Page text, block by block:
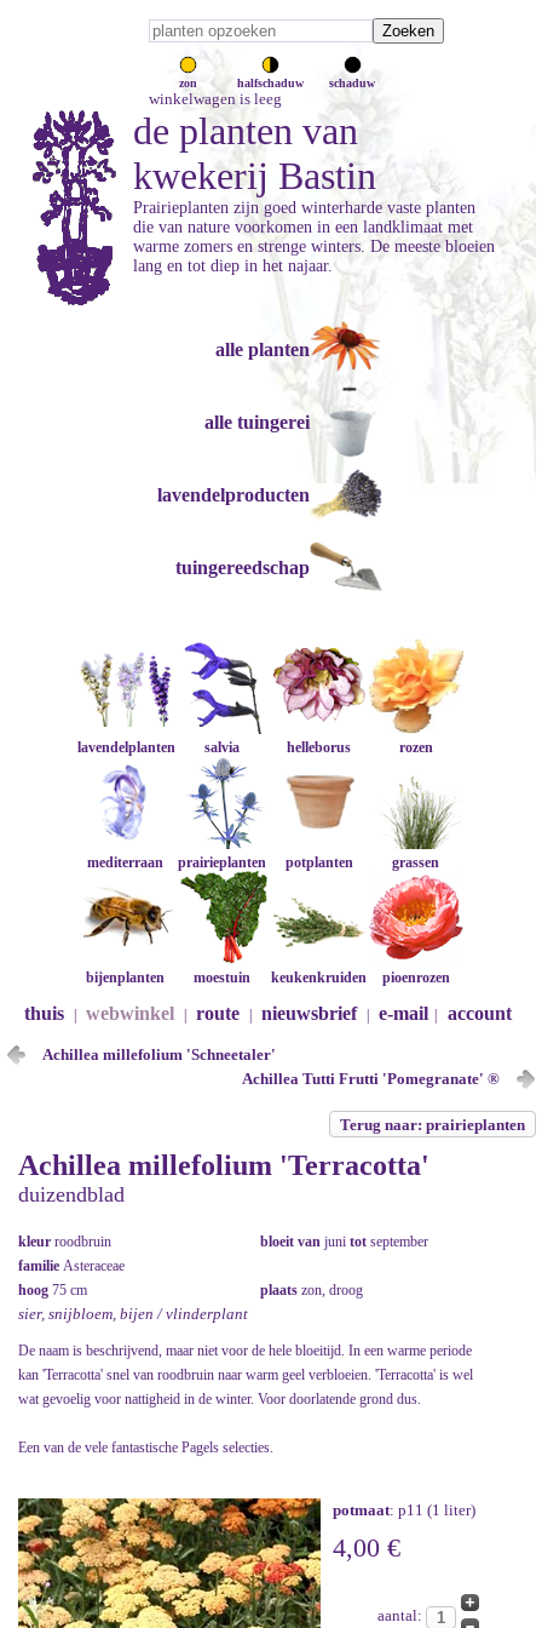
zon halfschaduw schaduw
winkelwagen is leeg
de planten van
kwekerij Bastin
Prairieplanten zijn goed winterharde vaste planten
die van nature voorkomen in een landklimaat met
warme zomers en strenge winters. De meeste bloeien
lang en tot diep in het najaar.
alle planten
alle tuingerei
lavendelproducten
tuingereedschap
lavendelplanten salvia helleborus rozen
mediterraan prairieplanten potplanten grassen
bijenplanten moestuin keukenkruiden pioenrozen
thuis webwinkel route nieuwsbrief e-mail account
Achillea millefolium 'Schneetaler'
Achillea Tutti Frutti 'Pomegranate' ®
Terug naar: prairieplanten
Achillea millefolium 'Terracotta'
duizendblad
kleur roodbruin bloeit van juni tot september
familie Asteraceae
hoog 75 cm plaats zon, droog
sier, snijbloem, bijen / vlinderplant
De naam is beschrijvend, maar niet voor de hele bloeitijd. In een warme periode
kan 'Terracotta' snel van roodbruin naar warm geel verbloeien. 'Terracotta' is wel
wat gevoelig voor nattigheid in de winter. Voor doorlatende grond dus.
Een van de vele fantastische Pagels selecties.
potmaat: p11 (1 liter)
4,00 €
aantal: